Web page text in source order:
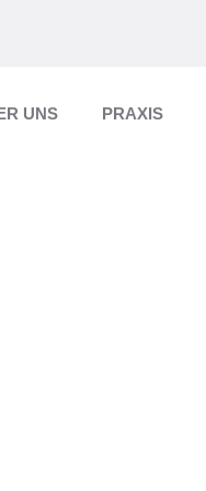
UNS PRAXIS